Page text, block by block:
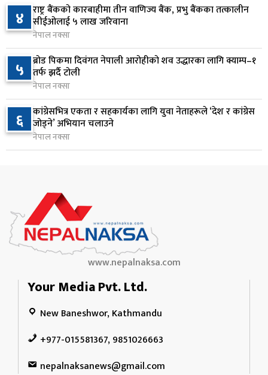
८
कार्यकारी आदेश जारी
८ घण्टा अघि
९ राप्रपाको निर्णय: बागमती प्रदेश सरकारमा सहभागी नहुने
९ घण्टा अघि
१०
२५० रुपैयाँको सामान किन्दा कञ्चनपुरका उपभोक्ताले
जिते १० लाख
९ घण्टा अघि
४ राष्ट्र बैंकको कारबाहीमा तीन वाणिज्य बैंक, प्रभु बैंकका तत्कालीन
सीईओलाई ५ लाख जरिवाना
नेपाल नक्सा
५ ब्रोड पिकमा दिवंगत नेपाली आरोहीको शव उद्धारका लागि क्याम्प–१
तर्फ झर्दै टोली
नेपाल नक्सा
६ कांग्रेसभित्र एकता र सहकार्यका लागि युवा नेताहरूले ‘देश र कांग्रेस
जोड्ने’ अभियान चलाउने
नेपाल नक्सा
www.nepalnaksa.com
Your Media Pvt. Ltd.
New Baneshwor, Kathmandu
+977-015581367, 9851026663
nepalnaksanews@gmail.com